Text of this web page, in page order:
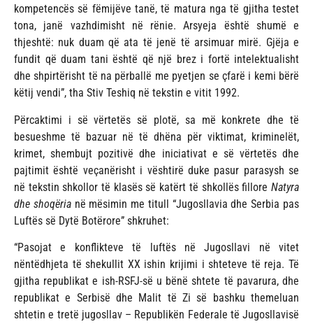
kompetencës së fëmijëve tanë, të matura nga të gjitha testet
tona, janë vazhdimisht në rënie. Arsyeja është shumë e
thjeshtë: nuk duam që ata të jenë të arsimuar mirë. Gjëja e
fundit që duam tani është që një brez i fortë intelektualisht
dhe shpirtërisht të na përballë me pyetjen se çfarë i kemi bërë
këtij vendi”, tha Stiv Teshiq në tekstin e vitit 1992.
Përcaktimi i së vërtetës së plotë, sa më konkrete dhe të
besueshme të bazuar në të dhëna për viktimat, kriminelët,
krimet, shembujt pozitivë dhe iniciativat e së vërtetës dhe
pajtimit është veçanërisht i vështirë duke pasur parasysh se
në tekstin shkollor të klasës së katërt të shkollës fillore Natyra
dhe shoqërianë mësimin me titull “Jugosllavia dhe Serbia pas
Luftës së Dytë Botërore” shkruhet:
“Pasojat e konflikteve të luftës në Jugosllavi në vitet
nëntëdhjeta të shekullit XX ishin krijimi i shteteve të reja. Të
gjitha republikat e ish-RSFJ-së u bënë shtete të pavarura, dhe
republikat e Serbisë dhe Malit të Zi së bashku themeluan
shtetin e tretë jugosllav – Republikën Federale të Jugosllavisë